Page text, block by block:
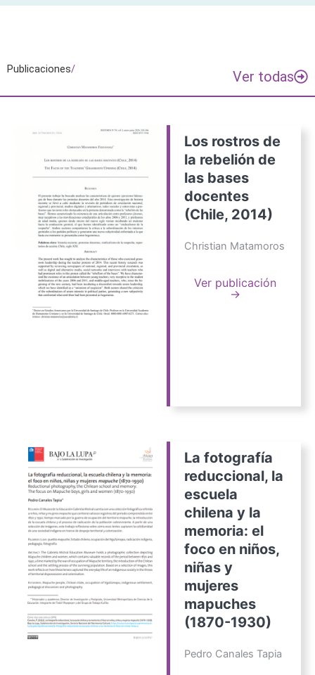
Publicaciones/ Ver todas
Los rostros de
la rebelión de
las bases
docentes
(Chile, 2014)
Christian Matamoros
Ver publicación
→
La fotografía
reduccional, la
escuela
chilena y la
memoria: el
foco en niños,
niñas y
mujeres
mapuches
(1870-1930)
Pedro Canales Tapia